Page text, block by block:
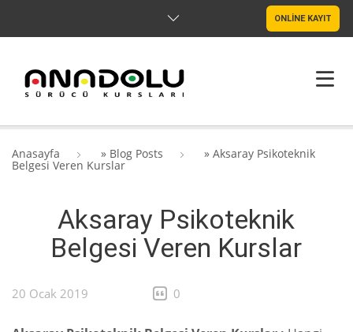
ONLİNE KAYIT
HAKKIMIZDA
ŞUBELER
SRC & PSIKOTEKNIK
BLOG
İLETIŞIM
Anasayfa » Blog Posts » Aksaray Psikoteknik
Belgesi Veren Kurslar
Aksaray Psikoteknik
Belgesi Veren Kurslar
20 Ocak 2019 0